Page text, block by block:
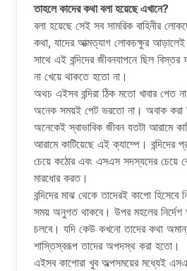
তাহলে কাদের কথা বলা হয়েছে এখানে?
বলা হয়েছে সেই সব সামরিক বাহিনীর
কথা, যাদের আত্মত্যাগ লােকচক্ষুর
সাথে এই বন্দিদের জীবনযাপনে ছিল বিস্তর
না খেয়ে থাকতে হতাে না।
অথচ এইসব বন্দিরা ঠিক মতাে খাবার পেত
অনেক সময়ই পেট ভরতাে না। অবাক করা
অনেকেই স্বাভাবিক জীবন যতটা আরামে
আরামে কাটিয়েছে এই ক্যাম্পে। বন্দিদের
চেয়ে কঠোর এবং এসএস সদস্যদের চেয়ে
মারধাের করত।
বন্দিদের মাঝ থেকে তাদেরই কাপাে হিসেবে
সময় অনুগত থাকবে। উপর মহলের নির্দেশ
চলবে। যদি কেউ কখনাে তাদের কথা
শাস্তিস্বরূপ তাদের অপদস্থ করা হতাে।
এইসব কাপােরা খুব অল্পসময়ের মধ্যেই